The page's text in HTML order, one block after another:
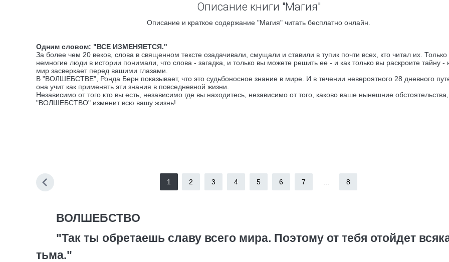
Описание книги "Магия"
Описание и краткое содержание "Магия" читать бесплатно онлайн.
Одним словом: "ВСЕ ИЗМЕНЯЕТСЯ."
За более чем 20 веков, слова в священном тексте озадачивали, смущали и ставили в тупик почти всех, кто читал их. Только
немногие люди в истории понимали, что слова - загадка, и только вы можете решить ее - и как только вы раскроите тайну -
мир засверкает перед вашими глазами.
В "ВОЛШЕБСТВЕ", Ронда Берн показывает, что это судьбоносное знание в мире. И в течении невероятного 28 дневного
она учит как применять эти знания в повседневной жизни.
Независимо от того кто вы есть, независимо где вы находитесь, независимо от того, каково ваше нынешние обстоятельства,
"ВОЛШЕБСТВО" изменит всю вашу жизнь!
1 2 3 4 5 6 7 8
ВОЛШЕБСТВО
"Так ты обретаешь славу всего мира. Поэтому от тебя отойдет
тьма."